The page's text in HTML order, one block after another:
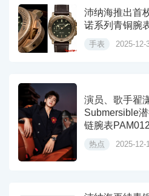
沛纳海推出首
诺系列青铜腕
手表 2025-12-
演员、歌手翟
Submersible
链腕表
热点 2025-12-